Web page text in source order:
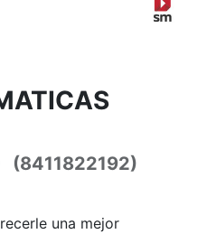
(8411822192)
una mejor